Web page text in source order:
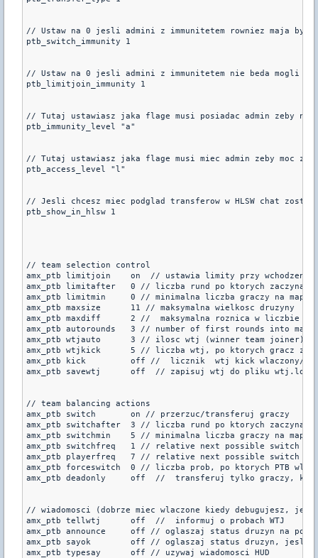
// Ustaw na 0 jesli admini z immunitetem rowniez maja byc
ptb_switch_immunity 1
// Ustaw na 0 jesli admini z immunitetem nie beda mogli
ptb_limitjoin_immunity 1
// Tutaj ustawiasz jaka flage musi posiadac admin zeby nie
ptb_immunity_level "a"
// Tutaj ustawiasz jaka flage musi miec admin zeby moc
ptb_access_level "l"
// Jesli chcesz miec podglad transferow w HLSW chat
ptb_show_in_hlsw 1
// team selection control
amx_ptb limitjoin    on  // ustawia limity przy wchodzeniu
amx_ptb limitafter   0 // liczba rund po ktorych zaczyna
amx_ptb limitmin     0 // minimalna liczba graczy na
amx_ptb maxsize      11 // maksymalna wielkosc druzyny
amx_ptb maxdiff      2 //  maksymalna roznica w liczbie
amx_ptb autorounds   3 // number of first rounds into
amx_ptb wtjauto      3 // ilosc wtj (winner team joiner)
amx_ptb wtjkick      5 // liczba wtj, po ktorych gracz
amx_ptb kick         off //  licznik  wtj kick wlaczony/
amx_ptb savewtj      off  // zapisuj wtj do pliku wtj.log
// team balancing actions
amx_ptb switch       on // przerzuc/transferuj graczy
amx_ptb switchafter  3 // liczba rund po ktorych zaczyna
amx_ptb switchmin    5 // minimalna liczba graczy na
amx_ptb switchfreq   1 // relative next possible switch
amx_ptb playerfreq   7 // relative next possible switch
amx_ptb forceswitch  0 // liczba prob, po ktorych PTB
amx_ptb deadonly     off  //  transferuj tylko graczy,
// wiadomosci (dobrze miec wlaczone kiedy debugujesz,
amx_ptb tellwtj      off  //  informuj o probach WTJ
amx_ptb announce     off // oglaszaj status druzyn na
amx_ptb sayok        off // oglaszaj status druzyn, jesli
amx_ptb typesay      off // uzywaj wiadomosci HUD